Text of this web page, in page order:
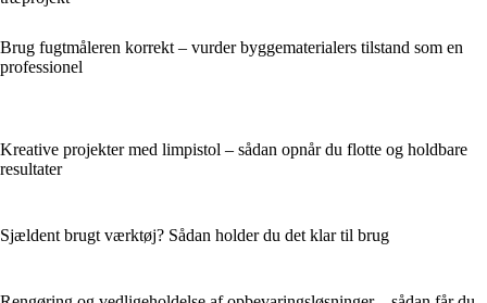
Brug fugtmåleren korrekt – vurder byggematerialers tilstand som en
professionel
Kreative projekter med limpistol – sådan opnår du flotte og holdbare
resultater
Sjældent brugt værktøj? Sådan holder du det klar til brug